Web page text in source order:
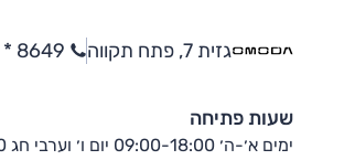
גזית 7, פתח תקווה 8649 *
שעות פתיחה
ימים א׳-ה׳ 09:00-18:00 יום ו׳ וערבי חג 08:30-13:00